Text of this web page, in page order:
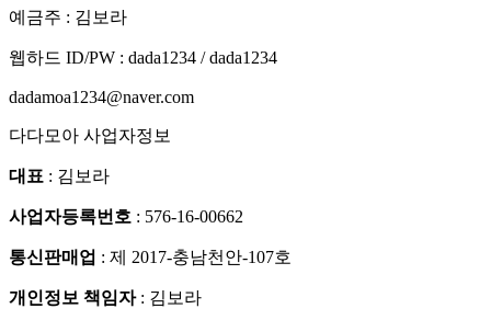
예금주 : 김보라
웹하드 ID/PW : dada1234 / dada1234
dadamoa1234@naver.com
다다모아 사업자정보
대표 : 김보라
사업자등록번호 : 576-16-00662
통신판매업 : 제 2017-충남천안-107호
개인정보 책임자: 김보라